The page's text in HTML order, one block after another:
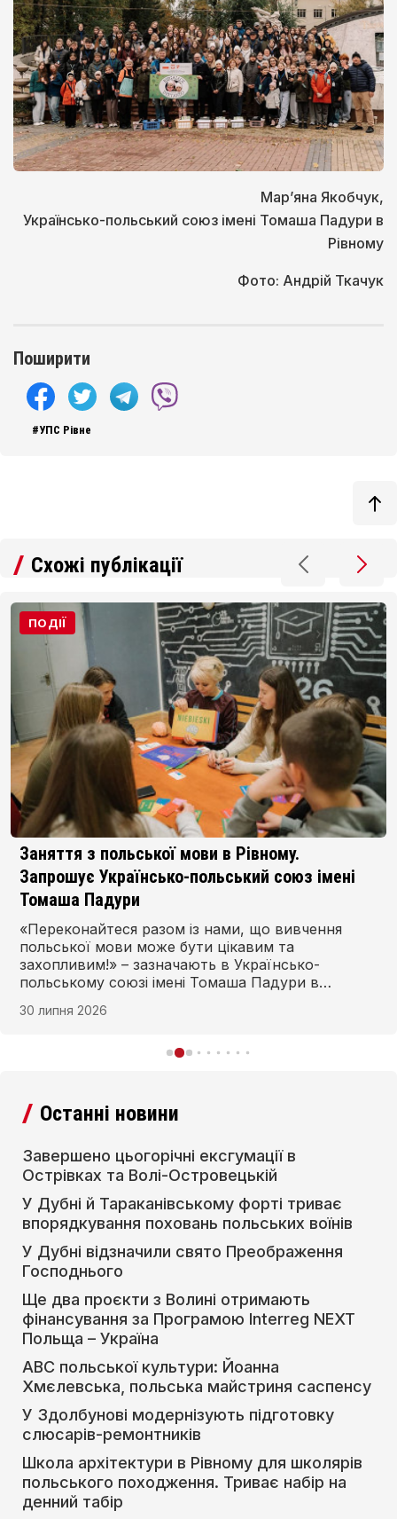
Мар’яна Якобчук,
Українсько-польський союз імені Томаша Падури в
Рівному
Фото: Андрій Ткачук
Поширити
#УПС Рівне
Схожі публікації
ПОДІЇ
Заняття з польської мови в Рівному.
Запрошує Українсько-польський союз імені
Томаша Падури
«Переконайтеся разом із нами, що вивчення
польської мови може бути цікавим та
захопливим!» – зазначають в Українсько-
польському союзі імені Томаша Падури в
мови в новому навчальному році. Запис
30 липня 2026
Останні новини
Завершено цьогорічні ексгумації в
Острівках та Волі-Островецькій
У Дубні й Тараканівському форті триває
впорядкування поховань польських воїнів
У Дубні відзначили свято Преображення
Господнього
Ще два проєкти з Волині отримають
фінансування за Програмою Interreg NEXT
Польща – Україна
АВС польської культури: Йоанна
Хмєлевська, польська майстриня саспенсу
У Здолбунові модернізують підготовку
слюсарів-ремонтників
Школа архітектури в Рівному для школярів
польського походження. Триває набір на
денний табір